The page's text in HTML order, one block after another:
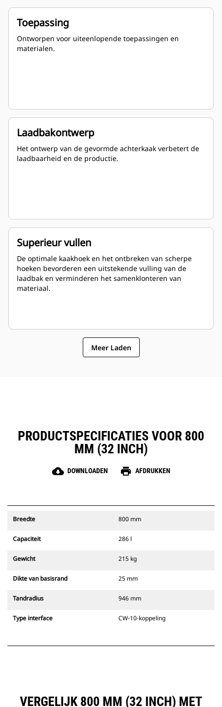
Toepassing
Ontworpen voor uiteenlopende toepassingen en
materialen.
Laadbakontwerp
Het ontwerp van de gevormde achterkaak verbetert de
laadbaarheid en de productie.
Superieur vullen
De optimale kaakhoek en het ontbreken van scherpe
hoeken bevorderen een uitstekende vulling van de
laadbak en verminderen het samenklonteren van
materiaal.
Meer Laden
PRODUCTSPECIFICATIES VOOR 800
MM (32 INCH)
cloud_download DOWNLOADEN print AFDRUKKEN
Breedte 800 mm
Capaciteit 286 l
Gewicht 215 kg
Dikte van basisrand 25 mm
Tandradius 946 mm
Type interface CW-10-koppeling
VERGELIJK 800 MM (32 INCH) MET